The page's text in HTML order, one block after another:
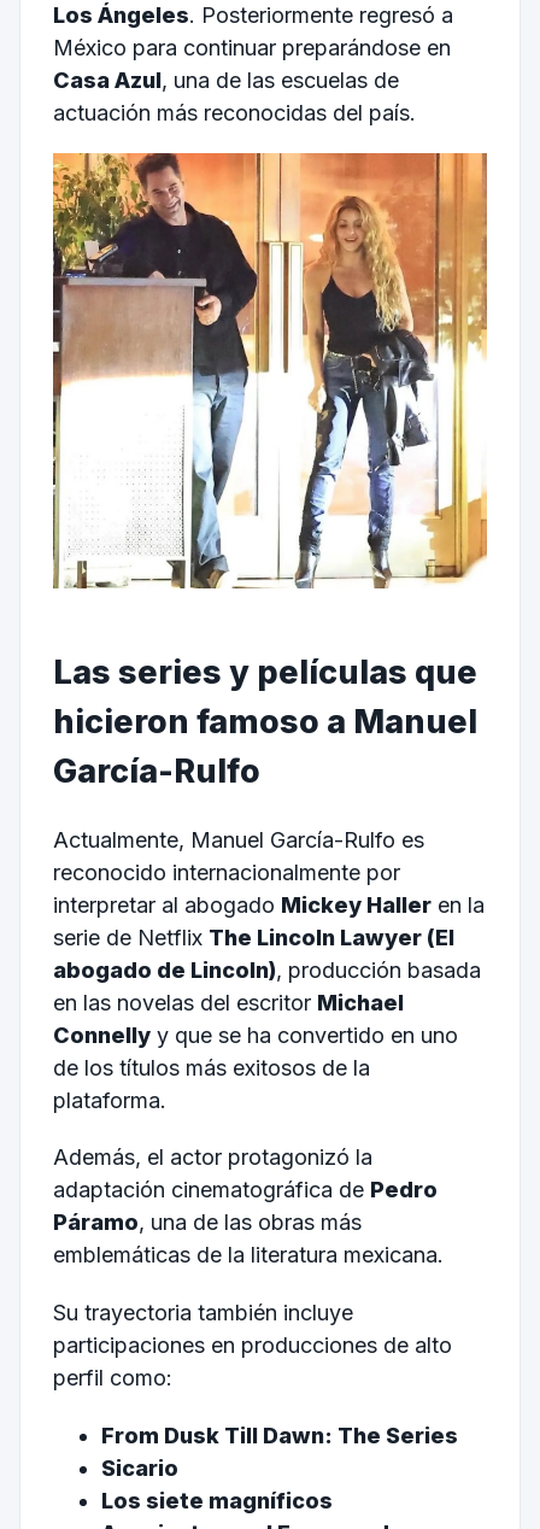
Los Ángeles. Posteriormente regresó a
México para continuar preparándose en
Casa Azul, una de las escuelas de
actuación más reconocidas del país.
Las series y películas que
hicieron famoso a Manuel
García-Rulfo
Actualmente, Manuel García-Rulfo es
reconocido internacionalmente por
interpretar al abogado Mickey Halleren la
serie de Netflix The Lincoln Lawyer (El
abogado de Lincoln), producción basada
en las novelas del escritor Michael
Connellyy que se ha convertido en uno
de los títulos más exitosos de la
plataforma.
Además, el actor protagonizó la
adaptación cinematográfica de Pedro
Páramo, una de las obras más
emblemáticas de la literatura mexicana.
Su trayectoria también incluye
participaciones en producciones de alto
perfil como:
From Dusk Till Dawn: The Series
Sicario
Los siete magníficos